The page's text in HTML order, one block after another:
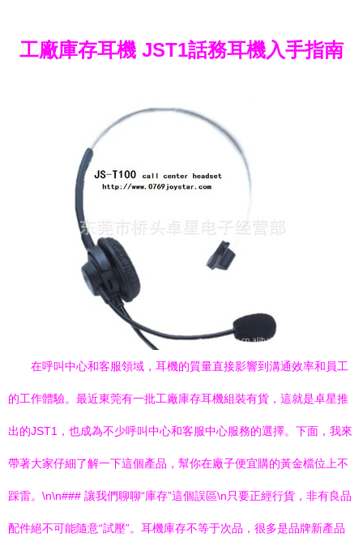
工廠庫存耳機 JST1話務耳機入手指南
在呼叫中心和客服領域，耳機的質量直接影響到溝通效率和員工
的工作體驗。最近東莞有一批工廠庫存耳機組裝有貨，這就是卓星推
出的JST1，也成為不少呼叫中心和客服中心服務的選擇。下面，我來
帶著大家仔細了解一下這個產品，幫你在廠子便宜購的黃金檔位上不
踩雷。\n\n### 讓我們聊聊“庫存”這個誤區\n只要正經行貨，非有良品
配件絕不可能隨意“試壓”。耳機庫存不等于次品，很多是品牌新產品